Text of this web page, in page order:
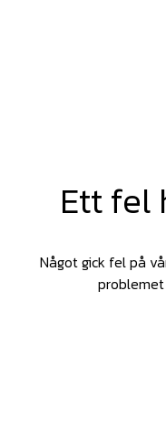
Ett fel
Något gick fel på